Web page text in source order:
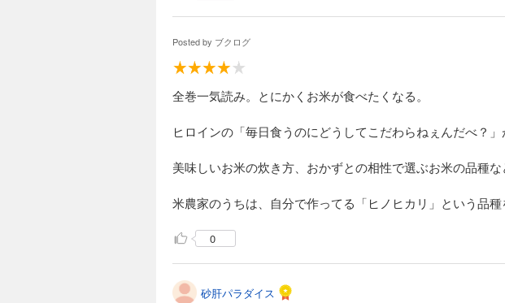
Posted by ブクログ
全巻一気読み。とにかくお米が食べたくなる。
ヒロインの「毎日食うのにどうしてこだわらねぇんだべ？」
美味しいお米の炊き方、おかずとの相性で選ぶお米の品種な
米農家のうちは、自分で作ってる「ヒノヒカリ」という品
0
砂肝パラダイス